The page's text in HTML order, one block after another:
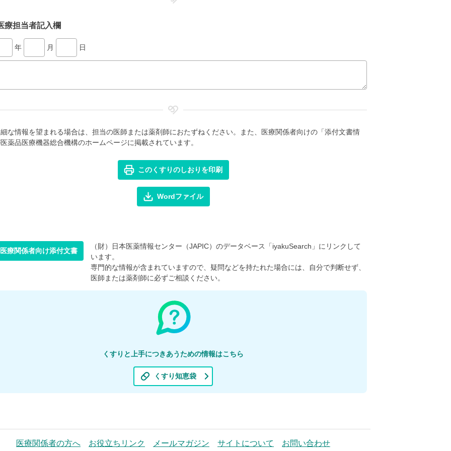
療担当者記入欄
年 月 日
な情報を望まれる場合は、担当の医師または薬剤師におたずねください。また、医療関係者向けの「添付文書情
薬品医療機器総合機構のホームページに掲載されています。
このくすりのしおりを印刷
Wordファイル
医療関係者向け添付文書
（財）日本医薬情報センター（JAPIC）のデータベース「iyakuSearch」にリンクして
います。
専門的な情報が含まれていますので、疑問などを持たれた場合には、自分で判断せず、
医師または薬剤師に必ずご相談ください。
くすりと上手につきあうための情報はこちら
くすり知恵袋
医療関係者の方へ お役立ちリンク メールマガジン サイトについて お問い合わせ